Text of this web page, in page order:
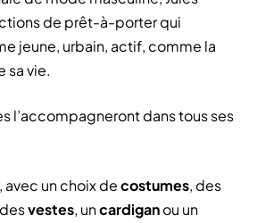
de prêt-à-porter qui
jeune, urbain, actif, comme la
sa vie.
l’accompagneront dans tous ses
avec un choix decostumes, des
vestes, uncardiganou un